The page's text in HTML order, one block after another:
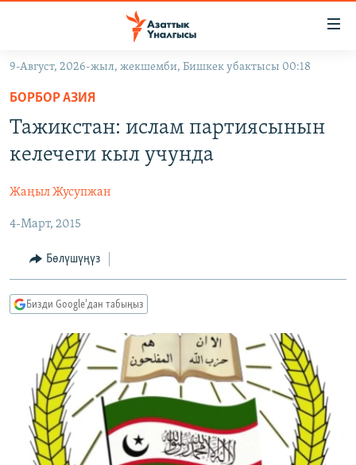
Навигацияга
өтүңүз
Издөөгө
салыңыз
ЭКОНОМИКА
МАДАНИЯТ
БОРБОР АЗИЯ
АТАЙЫН ИЛИКТӨӨ
ТВ ПРОГРАММАЛАР
БҮГҮН АЗАТТЫКТА
БИЗ ЖАНА ДҮЙНӨ
ДАНИСТЕ
ЭЖЕ-СИҢДИЛЕР
АЗАТТЫК+
ЫҢГАЙСЫЗ СУРООЛОР
ПОДКАСТ
ӨЗГӨЧӨ ПИКИР
ОНЛАЙН ШЕРИНЕ
9-Август, 2026-жыл, жекшемби, Бишкек убактысы 00:18
БОРБОР АЗИЯ
Тажикстан: ислам партиясынын
келечеги кыл учунда
Жаңыл Жусупжан
4-Март, 2015
Бөлүшүңүз
Бизди Google'дан табыңыз